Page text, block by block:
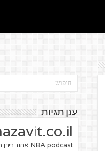
ענן תגיות
NBA podcast אהוד ריבן